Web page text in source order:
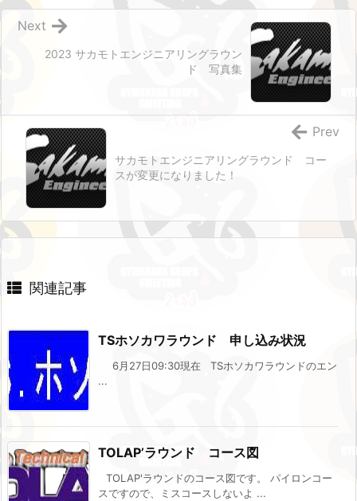
2023 サカモトエンジニアリングラウン
ド 写真集
Next
サカモトエンジニアリングラウンド コー
スが変更になりました！
Prev
関連記事
TSホソカワラウンド 申し込み状況
6月27日09:30現在 TSホソカワラウンドのエン
...
TOLAP’ラウンド コース図
TOLAP'ラウンドのコース図です。 パイロンコー
スですので、ミスコースしないよ ...